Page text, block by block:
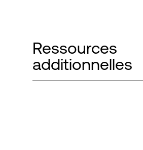
Ressources
additionnelles